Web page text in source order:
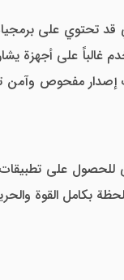
قد تحتوي على
إصدار مفحوص وآمن
للحصول على